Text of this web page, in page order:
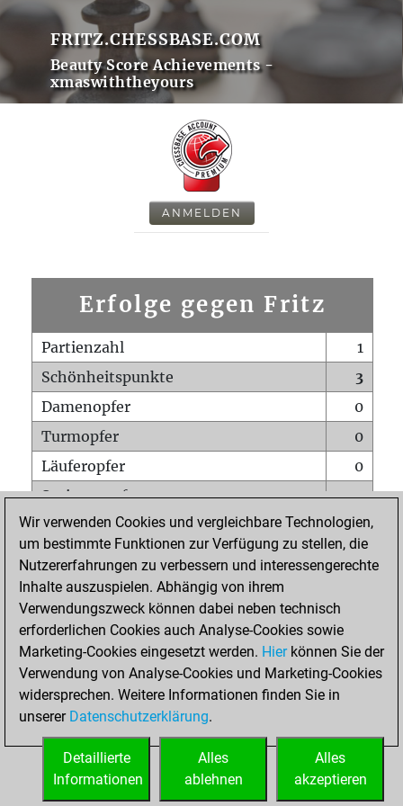
FRITZ.CHESSBASE.COM
Beauty Score Achievements -
xmaswiththeyours
ANMELDEN
Erfolge gegen Fritz
Partienzahl
1
Schönheitspunkte
3
Damenopfer
0
Turmopfer
0
Läuferopfer
0
Springeropfer
0
Bauernopfer
0
Matt auf vollem Brett
0
Bauer setzt Matt
Erstickte Matts
Unterverwandlungen
0
Türme auf der siebten
0
STARTSEITE
Wir verwenden Cookies und vergleichbare Technologien,
um bestimmte Funktionen zur Verfügung zu stellen, die
Nutzererfahrungen zu verbessern und interessengerechte
Inhalte auszuspielen. Abhängig von ihrem
Verwendungszweck können dabei neben technisch
erforderlichen Cookies auch Analyse-Cookies sowie
Marketing-Cookies eingesetzt werden. Hierkönnen Sie der
Verwendung von Analyse-Cookies und Marketing-Cookies
widersprechen. Weitere Informationen finden Sie in
unserer Datenschutzerklärung.
Alles
akzeptieren
Alles
ablehnen
Detaillierte
Informationen